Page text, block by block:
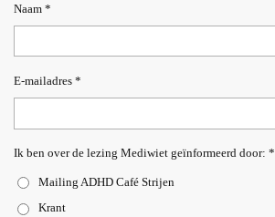
Naam *
E-mailadres *
Ik ben over de lezing Mediwiet geïnformeerd door: *
Mailing ADHD Café Strijen
Krant